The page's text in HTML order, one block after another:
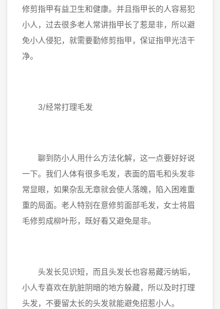
修剪指甲有益卫生和健康。并且指甲长的人容易犯
小人，过去很多老人常讲指甲长了惹是非，所以避
免小人侵犯，就需要勤修剪指甲，保证指甲光洁干
净。
3/经常打理毛发
聊到防小人用什么方法化解，这一点要好好说
一下。我们人体有很多毛发，表面的眉毛和头发非
常显眼，如果杂乱无章就会使人落魄，陷入困难重
重的局面。老人特别在意修剪面部毛发，女士将眉
毛修剪成柳叶形，既好看又避免是非。
头发长见识短，而且头发长也容易藏污纳垢，
小人专喜欢在肮脏阴暗的地方躲藏，所以及时打理
头发，不要留太长的头发就能避免招惹小人。